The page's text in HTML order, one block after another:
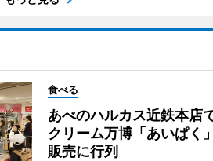
食べる
あべのハルカス近鉄本店
クリーム万博「あいぱ
販売に行列